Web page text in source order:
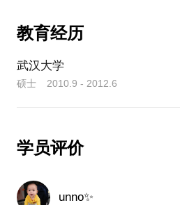
率。期待与你的见面。
项目，并为早期创业项目投融
教育经历
武汉大学
硕士 2010.9 - 2012.6
学员评价
unno✨